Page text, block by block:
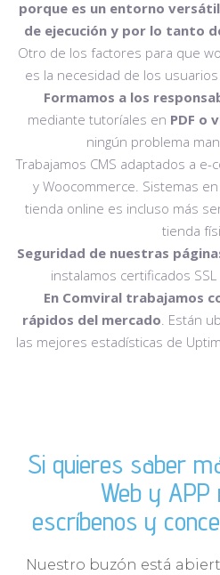
porque es un entorno
de ejecución y por lo tanto
Otro de los factores para que
es la necesidad de los
Formamos a los
mediante tutoríales en PDF o
ningún problema
Trabajamos CMS adaptados a
y Woocommerce. Sistemas
tienda online es incluso más
tienda
Seguridad de nuestras
instalamos certificados
En Comviral trabajamos
rápidos del mercado. Están
las mejores estadísticas de
Si quieres saber
Web y APP
escríbenos y
Nuestro buzón está